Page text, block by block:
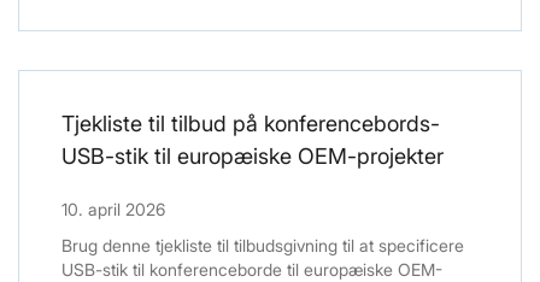
Tjekliste til tilbud på konferencebords-
USB-stik til europæiske OEM-projekter
10. april 2026
Brug denne tjekliste til tilbudsgivning til at specificere
USB-stik til konferenceborde til europæiske OEM-